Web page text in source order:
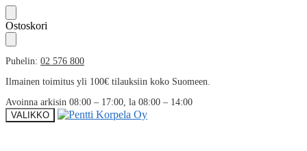
Skip
to
navigation
Skip
to
content
Ostoskori
Puhelin: 02 576 800
Ilmainen toimitus yli 100€ tilauksiin koko Suomeen.
Avoinna arkisin 08:00 – 17:00, la 08:00 – 14:00
VALIKKO